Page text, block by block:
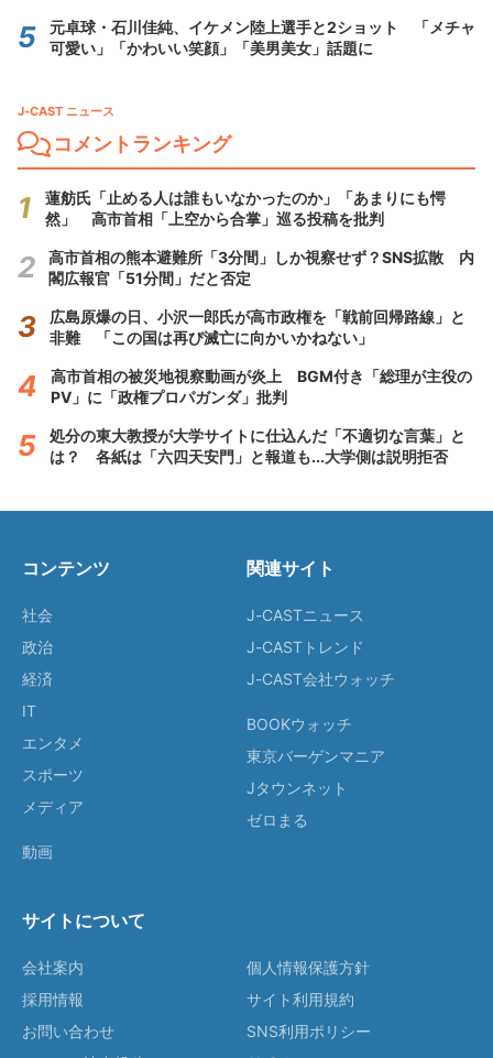
元卓球・石川佳純、イケメン陸上選手と2ショット 「メチャ
可愛い」「かわいい笑顔」「美男美女」話題に
J-CAST ニュース
コメントランキング
蓮舫氏「止める人は誰もいなかったのか」「あまりにも愕
然」 高市首相「上空から合掌」巡る投稿を批判
高市首相の熊本避難所「3分間」しか視察せず？SNS拡散 内
閣広報官「51分間」だと否定
広島原爆の日、小沢一郎氏が高市政権を「戦前回帰路線」と
非難 「この国は再び滅亡に向かいかねない」
高市首相の被災地視察動画が炎上 BGM付き「総理が主役の
PV」に「政権プロパガンダ」批判
処分の東大教授が大学サイトに仕込んだ「不適切な言葉」と
は？ 各紙は「六四天安門」と報道も...大学側は説明拒否
コンテンツ
社会
政治
経済
IT
エンタメ
スポーツ
メディア
動画
関連サイト
J-CASTニュース
J-CASTトレンド
J-CAST会社ウォッチ
BOOKウォッチ
東京バーゲンマニア
Jタウンネット
ゼロまる
サイトについて
会社案内
採用情報
お問い合わせ
個人情報保護方針
サイト利用規約
SNS利用ポリシー